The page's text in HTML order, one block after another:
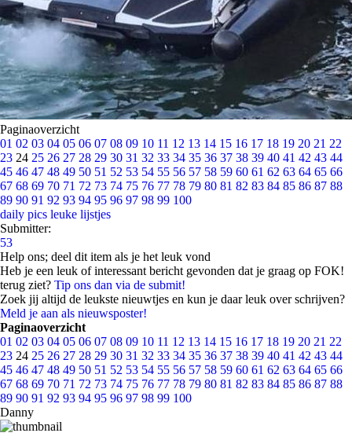
Paginaoverzicht
01 02 03 04 05 06 07 08 09 10 11 12 13 14 15 16 17 18 19 20 21 22
23 24 25 26 27 28 29 30 31 32 33 34 35 36 37 38 39 40 41 42 43 44
45 46 47 48 49 50 51 52 53 54 55 56 57 58 59 60 61 62 63 64 65 66
67 68 69 70 71 72 73 74 75 76 77 78 79 80 81 82 83 84 85 86 87 88
89 90 91 92 93 94 95 96 97 98 99 100
daily pics leuke lijstjes
Submitter:
53
Help ons; deel dit item als je het leuk vond
Heb je een leuk of interessant bericht gevonden dat je graag op FOK!
terug ziet? Tip ons dan via de submit!
Zoek jij altijd de leukste nieuwtjes en kun je daar leuk over schrijven?
Meld je aan als nieuwsposter!
Paginaoverzicht
01 02 03 04 05 06 07 08 09 10 11 12 13 14 15 16 17 18 19 20 21 22
23 24 25 26 27 28 29 30 31 32 33 34 35 36 37 38 39 40 41 42 43 44
45 46 47 48 49 50 51 52 53 54 55 56 57 58 59 60 61 62 63 64 65 66
67 68 69 70 71 72 73 74 75 76 77 78 79 80 81 82 83 84 85 86 87 88
89 90 91 92 93 94 95 96 97 98 99 100
Danny